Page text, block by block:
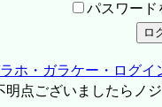
パスワード
ホ・ガラケー・ログイ
点ございましたらノ